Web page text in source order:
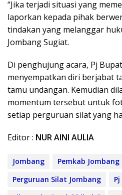
“Jika terjadi situasi yang
laporkan kepada pihak
tindakan yang melanggar
Jombang Sugiat.
Di penghujung acara, Pj
menyempatkan diri berjabat
tamu undangan. Kemudian
momentum tersebut untuk
setiap perguruan silat yang
Editor : NUR AINI AULIA
Jombang Pemkab Jombang
Perguruan Silat Jombang